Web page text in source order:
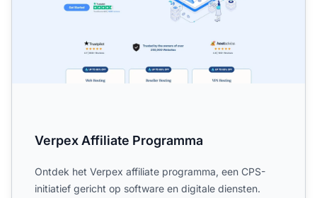
Verpex Affiliate Programma
Ontdek het Verpex affiliate programma, een CPS-
initiatief gericht op software en digitale diensten.